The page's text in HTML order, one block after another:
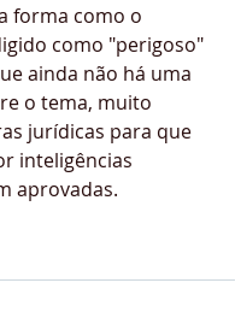
forma como o
como "perigoso"
ainda não há uma
o tema, muito
jurídicas para que
inteligências
aprovadas.